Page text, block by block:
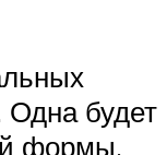
Одна будет
формы.